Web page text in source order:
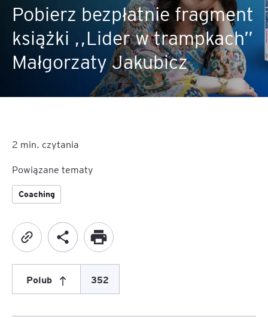
Pobierz bezpłatnie fragment
książki ,,Lider w trampkach”
Małgorzaty Jakubicz
2 min. czytania
Powiązane tematy
Coaching
Polub 352